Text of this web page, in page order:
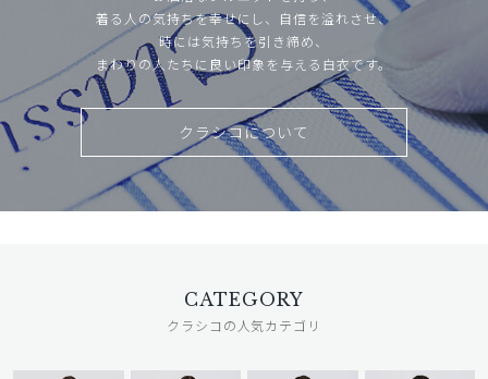
着る人の気持ちを幸せにし、自信を溢れさせ、
時には気持ちを引き締め、
まわりの人たちに良い印象を与える白衣です。
クラシコについて
CATEGORY
クラシコの人気カテゴリ